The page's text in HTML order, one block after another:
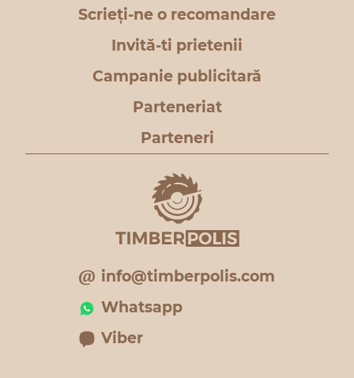
Scrieți-ne o recomandare
Invită-ti prietenii
Campanie publicitară
Parteneriat
Parteneri
info@timberpolis.com
Whatsapp
Viber